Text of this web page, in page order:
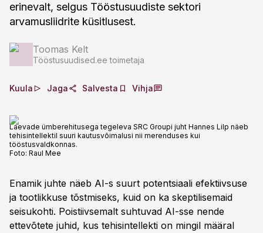
erinevalt, selgus Tööstusuudiste sektori
arvamusliidrite küsitlusest.
Toomas Kelt
Tööstusuudised.ee toimetaja
Kuula Jaga Salvesta Vihja
Laevade ümberehitusega tegeleva SRC Groupi juht Hannes Lilp näeb
tehisintellektil suuri kautusvõimalusi nii merenduses kui
tööstusvaldkonnas.
Foto: Raul Mee
Enamik juhte näeb AI-s suurt potentsiaali efektiivsuse
ja tootlikkuse tõstmiseks, kuid on ka skeptilisemaid
seisukohti. Poistiivsemalt suhtuvad AI-sse nende
ettevõtete juhid, kus tehisintellekti on mingil määral